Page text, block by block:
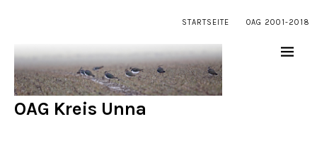
STARTSEITE OAG 2001-2018
OAG Kreis Unna